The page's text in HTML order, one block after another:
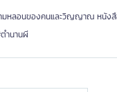
หลอนของคนและวิญญาณ หนั
ำนานผี